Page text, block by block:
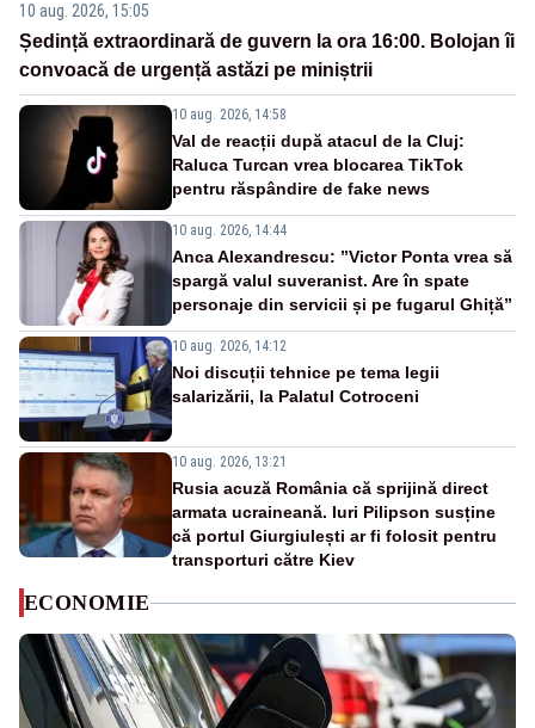
10 aug. 2026, 15:05
Ședință extraordinară de guvern la ora 16:00. Bolojan îi
convoacă de urgență astăzi pe miniștrii
10 aug. 2026, 14:58
Val de reacții după atacul de la Cluj:
Raluca Turcan vrea blocarea TikTok
pentru răspândire de fake news
10 aug. 2026, 14:44
Anca Alexandrescu: ”Victor Ponta vrea să
spargă valul suveranist. Are în spate
personaje din servicii și pe fugarul Ghiță”
10 aug. 2026, 14:12
Noi discuții tehnice pe tema legii
salarizării, la Palatul Cotroceni
10 aug. 2026, 13:21
Rusia acuză România că sprijină direct
armata ucraineană. Iuri Pilipson susține
că portul Giurgiulești ar fi folosit pentru
transporturi către Kiev
ECONOMIE